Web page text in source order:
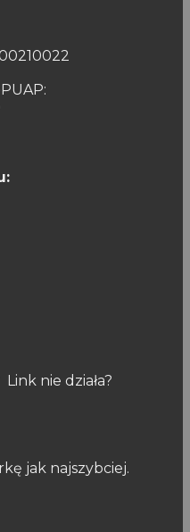
nie działa?
jak najszybciej.